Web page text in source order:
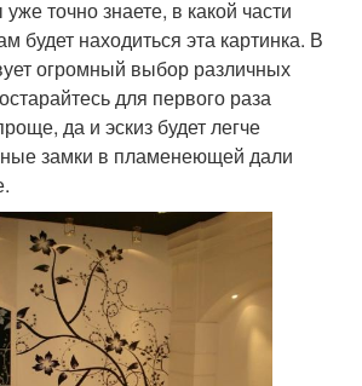
точно знаете, в какой части
будет находиться эта картинка. В
огромный выбор различных
для первого раза
да и эскиз будет легче
замки в пламенеющей дали